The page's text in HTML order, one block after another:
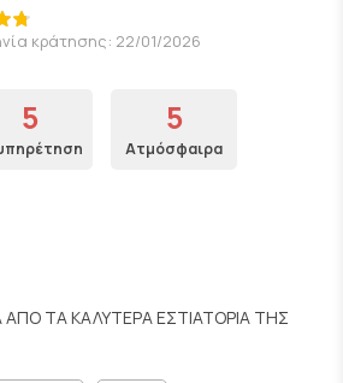
κράτησης: 22/01/2026
5 5
Ατμόσφαιρα
ΑΠΟ ΤΑ ΚΑΛΥΤΕΡΑ ΕΣΤΙΑΤΟΡΙΑ ΤΗΣ